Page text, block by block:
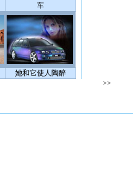
车
她和它使人陶醉
>>